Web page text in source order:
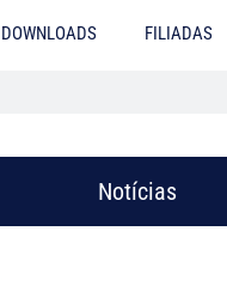
DOWNLOADS FILIADAS
Notícias